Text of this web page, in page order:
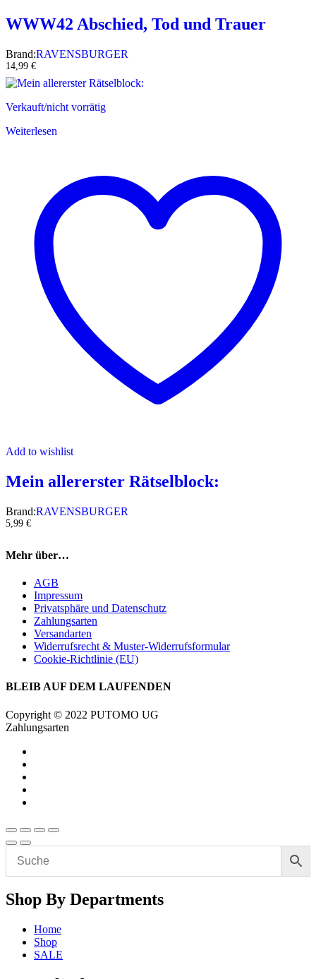
WWW42 Abschied, Tod und Trauer
Brand:RAVENSBURGER
14,99 €
Verkauft/nicht vorrätig
Weiterlesen
Add to wishlist
Mein allererster Rätselblock:
Brand:RAVENSBURGER
5,99 €
Mehr über…
AGB
Impressum
Privatsphäre und Datenschutz
Zahlungsarten
Versandarten
Widerrufsrecht & Muster-Widerrufsformular
Cookie-Richtlinie (EU)
BLEIB AUF DEM LAUFENDEN
Copyright © 2022 PUTOMO UG
Zahlungsarten
Shop By Departments
Home
Shop
SALE